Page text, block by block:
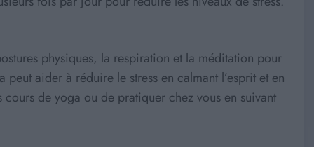
physiques, la respiration et la méditation pour
aider à réduire le stress en calmant l’esprit et en
cours de yoga ou de pratiquer chez vous en suivant